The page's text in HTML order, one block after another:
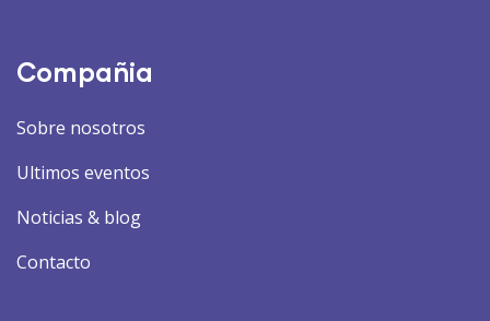
Compañia
Sobre nosotros
Ultimos eventos
Noticias & blog
Contacto